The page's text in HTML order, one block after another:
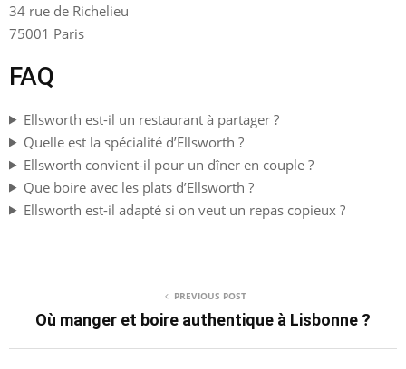
34 rue de Richelieu
75001 Paris
FAQ
Ellsworth est-il un restaurant à partager ?
Quelle est la spécialité d’Ellsworth ?
Ellsworth convient-il pour un dîner en couple ?
Que boire avec les plats d’Ellsworth ?
Ellsworth est-il adapté si on veut un repas copieux ?
PREVIOUS POST
Où manger et boire authentique à Lisbonne ?